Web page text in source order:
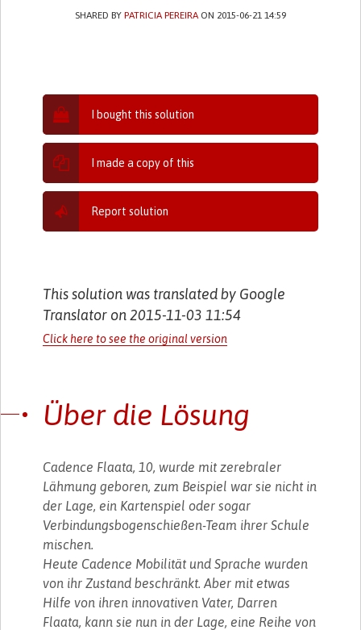
SHARED BY PATRICIA PEREIRAON 2015-06-21 14:59
I bought this solution
I made a copy of this
Report solution
This solution was translated by Google
Translator on 2015-11-03 11:54
Click here to see the original version
Über die Lösung
Cadence Flaata, 10, wurde mit zerebraler
Lähmung geboren, zum Beispiel war sie nicht in
der Lage, ein Kartenspiel oder sogar
Verbindungsbogenschießen-Team ihrer Schule
mischen.
Heute Cadence Mobilität und Sprache wurden
von ihr Zustand beschränkt. Aber mit etwas
Hilfe von ihren innovativen Vater, Darren
Flaata, kann sie nun in der Lage, eine Reihe von